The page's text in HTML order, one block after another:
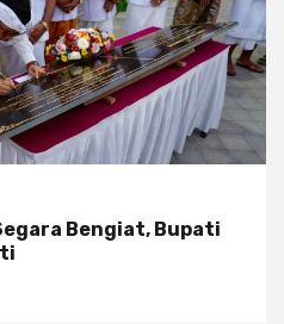
Bengiat, Bupati